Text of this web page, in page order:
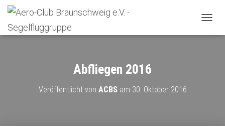
A
Abfliegen 2016
Veröffentlicht von ACBS am 30. Oktober 2016